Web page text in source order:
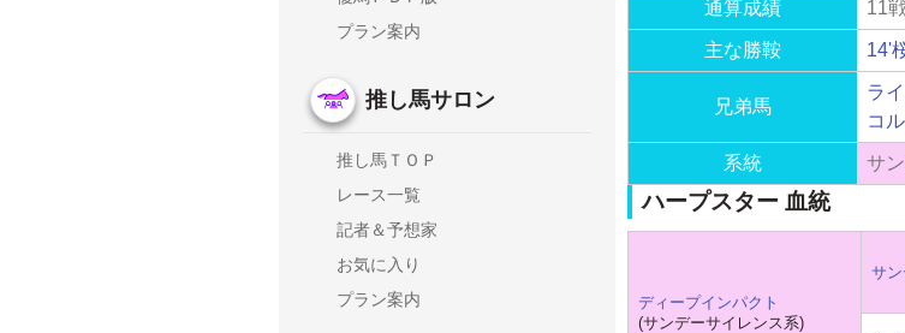
プラン案内
推し馬サロン
推し馬ＴＯＰ
レース一覧
記者＆予想家
お気に入り
プラン案内
通算成績 11
主な勝鞍 14'
兄弟馬
ラ
コ
系統 サ
ハープスター 血統
ディープインパクト
(サンデーサイレンス系)
サ